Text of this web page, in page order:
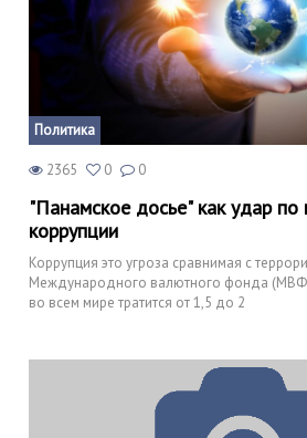
Политика
2365 0 0
"Панамское досье" как удар
коррупции
Коррупция это угроза сравнимая с
Международного валютного фонда
во всем мире тратится от 1,5 до 2